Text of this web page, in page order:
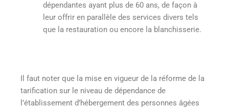
dépendantes ayant plus de 60 ans, de façon à
leur offrir en parallèle des services divers tels
que la restauration ou encore la blanchisserie.
Il faut noter que la mise en vigueur de la réforme de la
tarification sur le niveau de dépendance de
l’établissement d’hébergement des personnes âgées